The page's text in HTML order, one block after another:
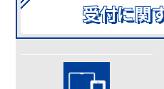
受付に関